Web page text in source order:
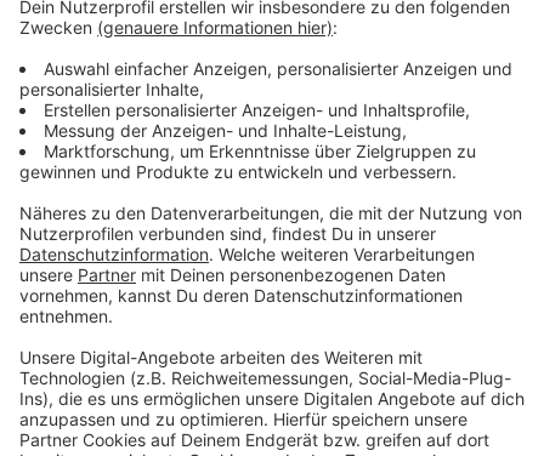
Lärmschutz)
Schule sowie im Bereich des Zugangs zur
Geschwister-Scholl-Gesamtschule
Seniorenzentrum Essenberger Straße (zwischen
Vinzenzstraße/Busumsteigeanlage und
Xantener Straße von der Karl-Hoffmeister- bis zur
Uerdinger Straße (St.-Josef-Krankenhaus,
Radweg zur Berufs- und Realschule)
Düsseldorfer Straße (Schulweg an der Maria-
Bendmannstraße im Bereich des Wohnheims für
Behinderte